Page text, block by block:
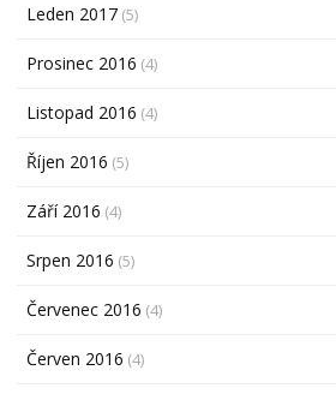
Leden 2017 (5)
Prosinec 2016 (4)
Listopad 2016 (4)
Říjen 2016 (5)
Září 2016 (4)
Srpen 2016 (5)
Červenec 2016 (4)
Červen 2016 (4)